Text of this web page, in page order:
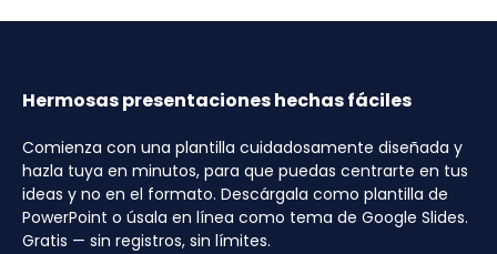
Hermosas presentaciones hechas fáciles
Comienza con una plantilla cuidadosamente diseñada y
hazla tuya en minutos, para que puedas centrarte en tus
ideas y no en el formato. Descárgala como plantilla de
PowerPoint o úsala en línea como tema de Google Slides.
Gratis — sin registros, sin límites.